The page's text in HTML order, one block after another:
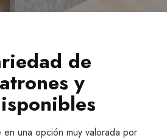
de
y
una opción muy valorada por